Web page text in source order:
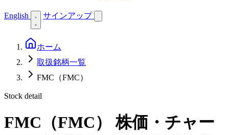
English サインアップ
ホーム
取扱銘柄一覧
FMC（FMC）
Stock detail
FMC（FMC）
株価・チャー